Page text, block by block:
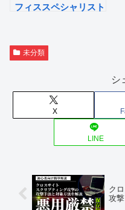
フィススペシャリスト
訓練】
未分類
シ
X
LINE
ク
攻